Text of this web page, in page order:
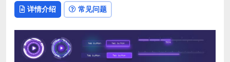
详情介绍 常见问题